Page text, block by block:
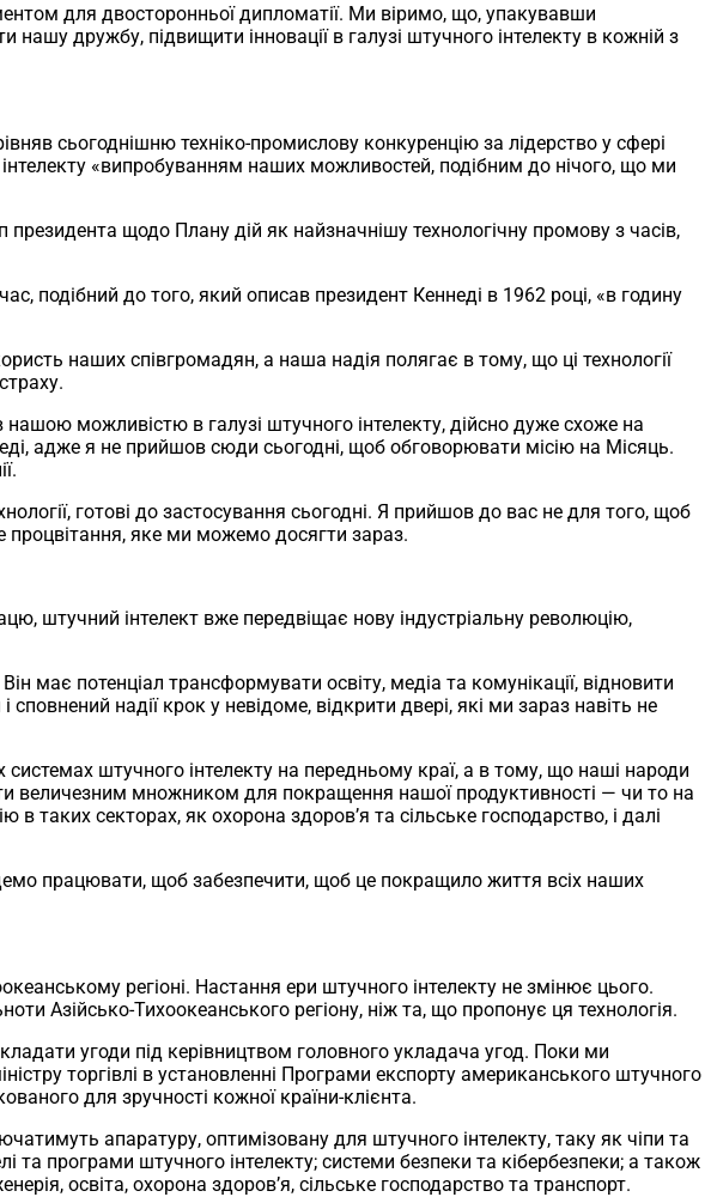
для двосторонньої дипломатії. Ми віримо, що, упакувавши
дружбу, підвищити інновації в галузі штучного інтелекту в кожній з
сьогоднішню техніко-промислову конкуренцію за лідерство у сфері
«випробуванням наших можливостей, подібним до нічого, що ми
щодо Плану дій як найзначнішу технологічну промову з часів,
подібний до того, який описав президент Кеннеді в 1962 році, «в годину
наших співгромадян, а наша надія полягає в тому, що ці технології
можливістю в галузі штучного інтелекту, дійсно дуже схоже на
адже я не прийшов сюди сьогодні, щоб обговорювати місію на Місяць.
готові до застосування сьогодні. Я прийшов до вас не для того, щоб
процвітання, яке ми можемо досягти зараз.
інтелект вже передвіщає нову індустріальну революцію,
має потенціал трансформувати освіту, медіа та комунікації, відновити
надії крок у невідоме, відкрити двері, які ми зараз навіть не
штучного інтелекту на передньому краї, а в тому, що наші народи
величезним множником для покращення нашої продуктивності — чи то на
таких секторах, як охорона здоров’я та сільське господарство, і далі
працювати, щоб забезпечити, щоб це покращило життя всіх наших
регіоні. Настання ери штучного інтелекту не змінює цього.
Азійсько-Тихоокеанського регіону, ніж та, що пропонує ця технологія.
угоди під керівництвом головного укладача угод. Поки ми
торгівлі в установленні Програми експорту американського штучного
для зручності кожної країни-клієнта.
апаратуру, оптимізовану для штучного інтелекту, таку як чіпи та
та програми штучного інтелекту; системи безпеки та кібербезпеки; а також
освіта, охорона здоров’я, сільське господарство та транспорт.